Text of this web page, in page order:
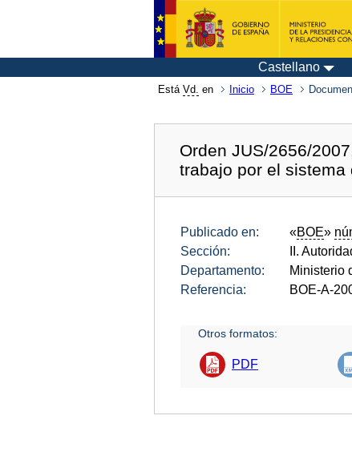
Castellano
Está Vd. en Inicio BOE
Orden JUS/2656/
trabajo por el sistema
Publicado en: «BOE»
Sección:
II.
Departamento:
Ministerio
Referencia:
BOE-A-
Otros formatos:
PDF